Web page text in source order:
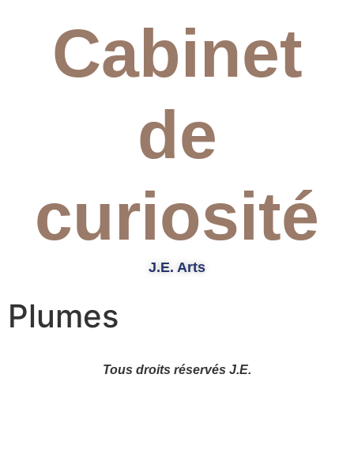
Cabinet
de
curiosité
J.E. Arts
Plumes
Tous droits réservés J.E.